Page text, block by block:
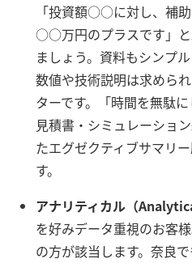
「投資額○○に対し、補
○○万円のプラスです」と
ましょう。資料もシンプ
数値や技術説明は求めら
ターです。「時間を無駄
見積書・シミュレーショ
たエグゼクティブサマリ
す。
アナリティカル（
を好みデータ重視のお客
の方が該当します。奈良